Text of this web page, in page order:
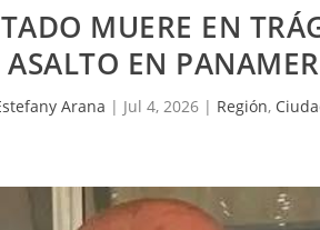
MUERE EN
EN
Arana | Jul 4, 2026 | Región,